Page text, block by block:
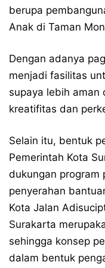
berupa
Anak di Taman
Dengan adanya
menjadi fasilitas
supaya lebih aman
kreatifitas dan
Selain itu, bentuk
Pemerintah Kota
dukungan program
penyerahan
Kota Jalan
Surakarta
sehingga konsep
dalam bentuk